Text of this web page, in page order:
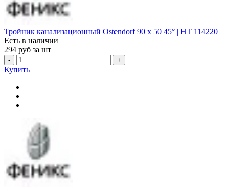
Тройник канализационный Ostendorf 90 х 50 45° | HT 114220
Есть в наличии
294 руб за шт
- +
Купить